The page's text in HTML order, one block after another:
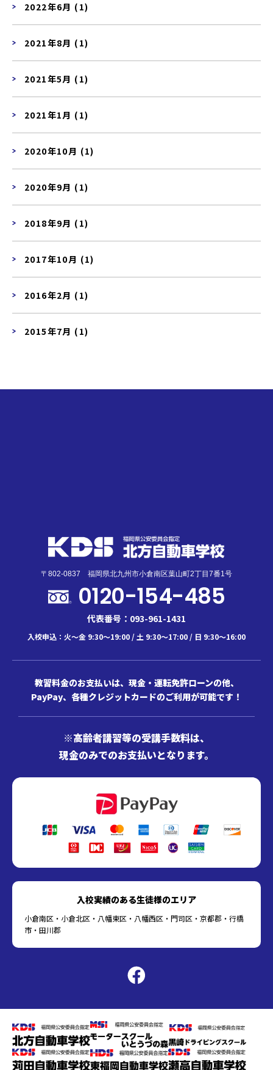
2022年6月 (1)
2021年8月 (1)
2021年5月 (1)
2021年1月 (1)
2020年10月 (1)
2020年9月 (1)
2018年9月 (1)
2017年10月 (1)
2016年2月 (1)
2015年7月 (1)
〒802-0837 福岡県北九州市小倉南区葉山町2丁目7番1号
0120-154-485
代表番号：093-961-1431
入校申込：火～金 9:30～19:00 / 土 9:30～17:00 / 日 9:30～16:00
教習料金のお支払いは、現金・運転免許ローンの他、
PayPay、各種クレジットカードのご利用が可能です！
※高齢者講習等の受講手数料は、
現金のみでのお支払いとなります。
入校実績のある生徒様のエリア
小倉南区・小倉北区・八幡東区・八幡西区・門司区・京都郡・行橋
市・田川郡